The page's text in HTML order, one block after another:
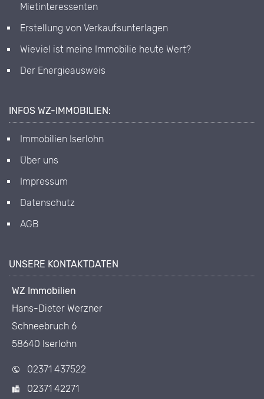
Mietinteressenten
Erstellung von Verkaufsunterlagen
Wieviel ist meine Immobilie heute Wert?
Der Energieausweis
INFOS WZ-IMMOBILIEN:
Immobilien Iserlohn
Über uns
Impressum
Datenschutz
AGB
UNSERE KONTAKTDATEN
WZ Immobilien
Hans-Dieter Werzner
Schneebruch 6
58640 Iserlohn
02371 437522
02371 42271